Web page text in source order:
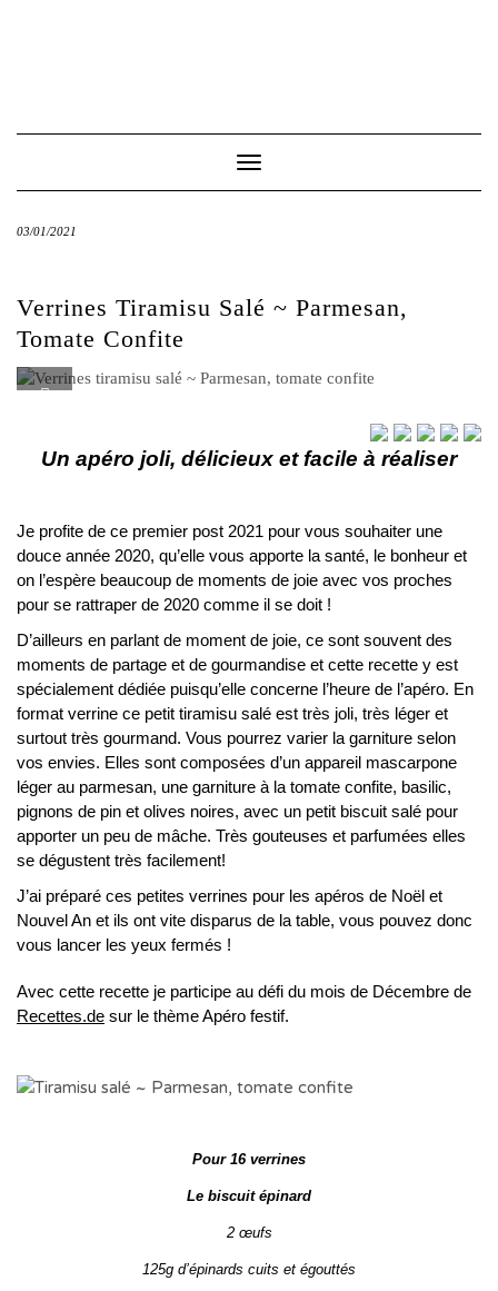
Toggle
Navigation
03/01/2021
Verrines Tiramisu Salé ~ Parmesan,
Tomate Confite
Un apéro joli, délicieux et facile à réaliser
Je profite de ce premier post 2021 pour vous souhaiter une
douce année 2020, qu’elle vous apporte la santé, le bonheur et
on l’espère beaucoup de moments de joie avec vos proches
pour se rattraper de 2020 comme il se doit !
D’ailleurs en parlant de moment de joie, ce sont souvent des
moments de partage et de gourmandise et cette recette y est
spécialement dédiée puisqu’elle concerne l’heure de l’apéro. En
format verrine ce petit tiramisu salé est très joli, très léger et
surtout très gourmand. Vous pourrez varier la garniture selon
vos envies. Elles sont composées d’un appareil mascarpone
léger au parmesan, une garniture à la tomate confite, basilic,
pignons de pin et olives noires, avec un petit biscuit salé pour
apporter un peu de mâche. Très gouteuses et parfumées elles
se dégustent très facilement!
J’ai préparé ces petites verrines pour les apéros de Noël et
Nouvel An et ils ont vite disparus de la table, vous pouvez donc
vous lancer les yeux fermés !
Avec cette recette je participe au défi du mois de Décembre de
Recettes.de sur le thème Apéro festif.
Pour 16 verrines
Le biscuit épinard
2 œufs
125g d’épinards cuits et égouttés